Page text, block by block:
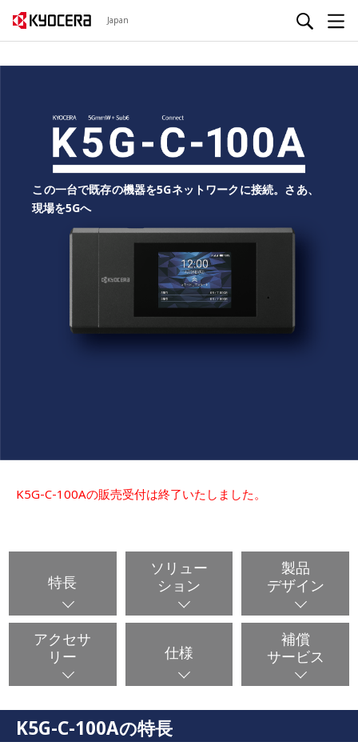
Japan
この一台で既存の機器を5Gネットワークに接続。 さあ、
現場を5Gへ
K5G-C-100Aの販売受付は終了いたしました。
特長
ソリュー
ション
製品
デザイン
アクセサ
リー
仕様
補償
サービス
K5G-C-100Aの特長